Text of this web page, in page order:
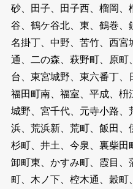
砂、田子、田子西、榴岡、
谷、鶴ケ谷北、東、鶴巻、
名掛丁、中野、苦竹、西宮
通、二の森、萩野町、原町
台、東宮城野、東六番丁、
福田町南、福室、平成、枡
城野、宮千代、元寺小路、
浜、荒浜新、荒町、飯田、
杉町、井土、今泉、裏柴田
卸町東、かすみ町、霞目、
町、木ノ下、椌木通、穀